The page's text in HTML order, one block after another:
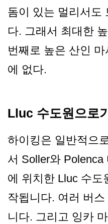
돔이 있는 멀리서도
다. 그래서 최대한
번째로 높은 산인
에 없다.
Lluc 수도원으로
하이킹은 일반적으
서 Soller와
에 위치한 Lluc 수도
작됩니다. 여러 버
니다. 그리고 잉카